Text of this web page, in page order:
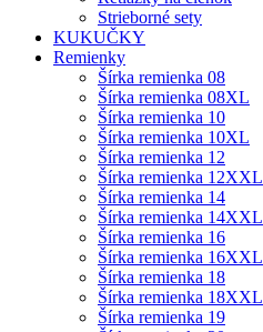
Strieborné sety
KUKUČKY
Remienky
Šírka remienka 08
Šírka remienka 08XL
Šírka remienka 10
Šírka remienka 10XL
Šírka remienka 12
Šírka remienka 12XXL
Šírka remienka 14
Šírka remienka 14XXL
Šírka remienka 16
Šírka remienka 16XXL
Šírka remienka 18
Šírka remienka 18XXL
Šírka remienka 19